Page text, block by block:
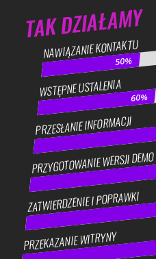
TAK DZIAŁAMY
NAWIĄZANIE KONTAKTU
50%
50%
WSTĘPNE USTALENIA 60%
60%
PRZESŁANIE INFORMACJI
PRZYGOTOWANIE WERSJI DEMO
ZATWIERDZENIE I POPRAWKI
PRZEKAZANIE WITRYNY